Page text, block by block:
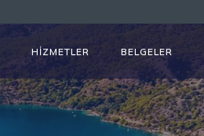
HİZMETLER BELGELER